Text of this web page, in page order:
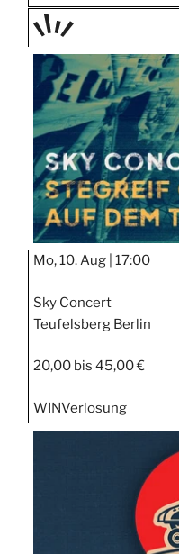
TAGE
STIPP
Mo, 10. Aug | 17:00
Sky Concert
Teufelsberg Berlin
20,00 bis 45,00 €
WINVerlosung